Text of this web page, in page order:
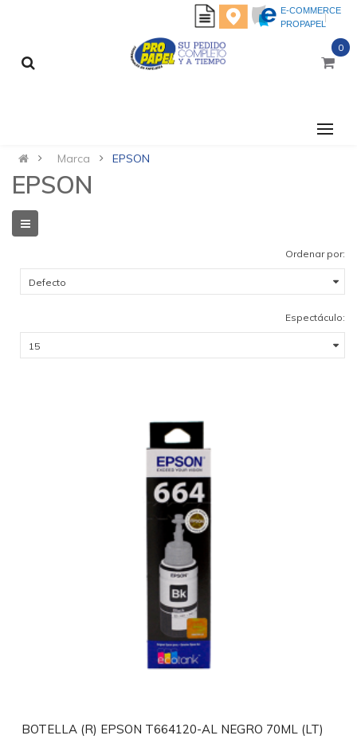
E-COMMERCE
PROPAPEL
0
Marca EPSON
EPSON
Ordenar por:
Espectáculo:
BOTELLA (R) EPSON T664120-AL NEGRO 70ML (LT)